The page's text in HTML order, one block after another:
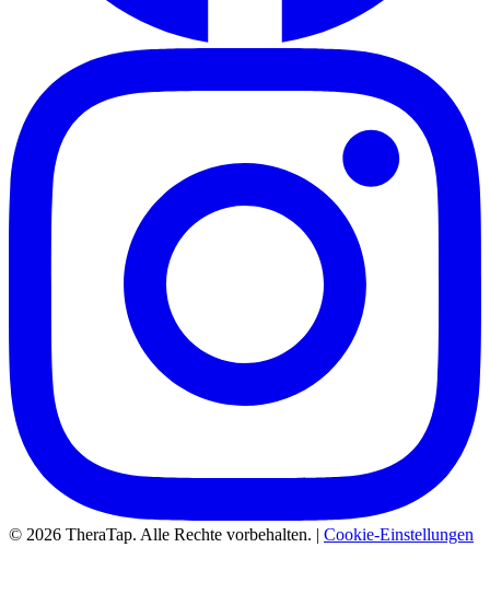
© 2026 TheraTap. Alle Rechte vorbehalten. | Cookie-Einstellungen